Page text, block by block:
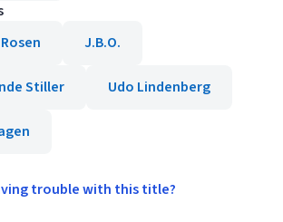
J.B.O.
Stiller Udo Lindenberg
trouble with this title?